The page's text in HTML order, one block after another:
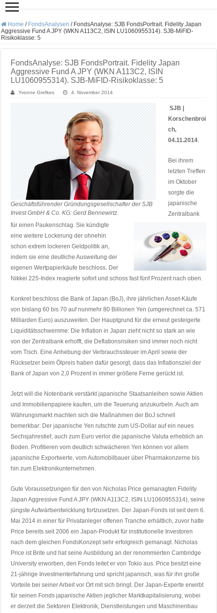
Home / FondsAnalysen / FondsAnalyse: SJB FondsPortrait. Fidelity Japan
Aggressive Fund A JPY (WKN A113C2, ISIN LU1060955314). SJB-MiFID-
Risikoklasse: 5
FondsAnalyse: SJB FondsPortrait. Fidelity Japan
Aggressive Fund A JPY (WKN A113C2, ISIN
LU1060955314). SJB-MiFID-Risikoklasse: 5
Yvonne Grefkes 4. November 2014
Geschäftsführender Gründungsgesellschafter der SJB
Invest GmbH & Co. KG: Gerd Bennewirtz.
SJB |
Korschenbroi
ch,
04.11.2014.
Bei ihrem
letzten Treffen
im Oktober
sorgte die
japanische
Zentralbank
für einen Paukenschlag. Sie kündigte
eine weitere Lockerung der ohnehin
schon extrem lockeren Geldpolitik an,
indem sie eine deutliche Ausweitung der
eigenen Wertpapierkäufe beschloss. Der
Nikkei 225-Index reagierte sofort und schoss fast fünf Prozent nach oben.
Konkret beschloss die Bank of Japan (BoJ), ihre jährlichen Asset-Käufe
von bislang 60 bis 70 auf nunmehr 80 Billionen Yen (umgerechnet ca. 571
Milliarden Euro) auszuweiten. Der Hauptgrund für die erneut gesteigerte
Liquiditätsschwemme: Die Inflation in Japan zieht nicht so stark an wie
von der Zentralbank erhofft, die Deflationsrisiken sind immer noch nicht
vom Tisch. Eine Anhebung der Verbrauchssteuer im April sowie der
Rücksetzer beim Ölpreis haben dafür gesorgt, dass das Inflationsziel der
Bank of Japan von 2,0 Prozent in immer größere Ferne gerückt ist.
Jetzt will die Notenbank verstärkt japanische Staatsanleihen sowie Aktien
und Immobilienpapiere kaufen, um die Teuerung anzukurbeln. Auch am
Währungsmarkt machten sich die Maßnahmen der BoJ schnell
bemerkbar: Der japanische Yen rutschte zum US-Dollar auf ein neues
Sechsjahrestief, auch zum Euro verlor die japanische Valuta erheblich an
Boden. Profitieren vom deutlich schwächeren Yen können vor allem
japanische Exportwerte, vom Automobilbauer über Pharmakonzerne bis
hin zum Elektronikunternehmen.
Gute Voraussetzungen für den von Nicholas Price gemanagten Fidelity
Japan Aggressive Fund A JPY (WKN A113C2, ISIN LU1060955314), seine
jüngste Aufwärtsentwicklung fortzusetzen. Der Japan-Fonds ist seit dem 6.
Mai 2014 in einer für Privatanleger offenen Tranche erhältlich, zuvor hatte
Price bereits seit 2006 ein Japan-Produkt für institutionelle Investoren
nach dem gleichen FondsKonzept sehr erfolgreich gemanagt. Nicholas
Price ist Brite und hat seine Ausbildung an der renommierten Cambridge
University erworben, den Fonds leitet er von Tokio aus. Price besitzt eine
21-jährige Investmenterfahrung und spricht japanisch, was für ihn große
Vorteile bei seiner Arbeit vor Ort mit sich bringt. Der Japan-Experte erwirbt
für seinen Fonds japanische Aktien jeglicher Marktkapitalisierung, wobei
er derzeit die Sektoren Elektronik, Dienstleistungen und Maschinenbau